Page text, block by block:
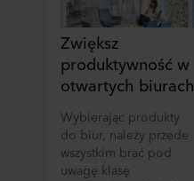
Zwiększ
produktywność w
otwartych biurach
Wybierając produkty
do biur, należy przede
wszystkim brać pod
uwagę klasę